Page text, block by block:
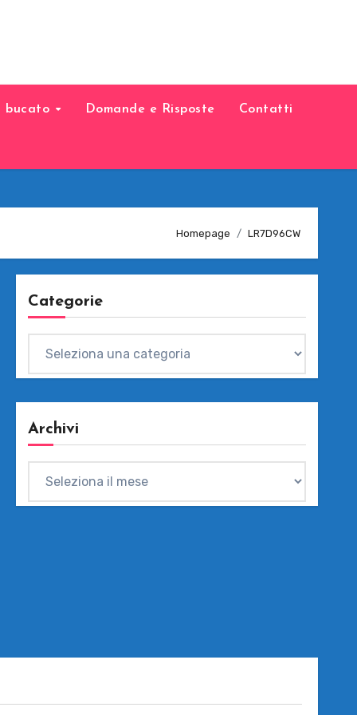
bucato Domande e Risposte Contatti
Homepage LR7D96CW
Categorie
Archivi